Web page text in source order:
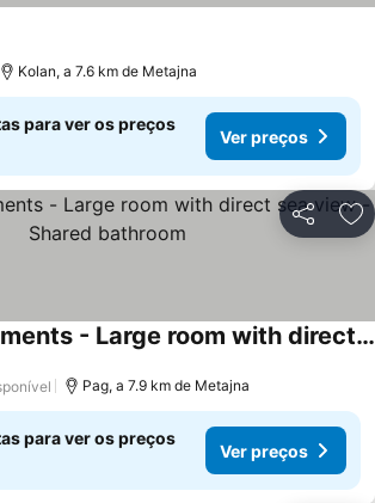
Kolan, a 7.6 km de Metajna
para ver os preços
Ver preços
Partilhar
Laguna Apartments - Large room with direct sea view - Shared bathroom
Pag, a 7.9 km de Metajna
para ver os preços
Ver preços